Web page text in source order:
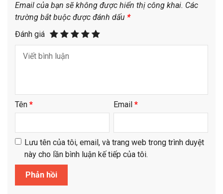
Email của bạn sẽ không được hiển thị công khai. Các
trường bắt buộc được đánh dấu *
Đánh giá
Tên * Email *
Lưu tên của tôi, email, và trang web trong trình duyệt
này cho lần bình luận kế tiếp của tôi.